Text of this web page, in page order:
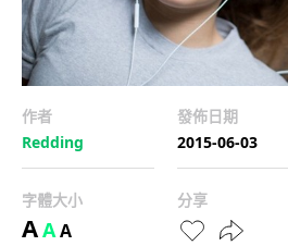
作者
Redding
發佈日期
2015-06-03
字體大小
AAA
分享